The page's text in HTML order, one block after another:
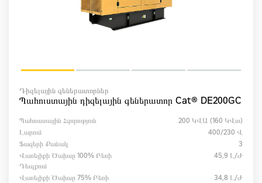
Դիզելային գեներատորներ
Պահուստային դիզելային գեներատոր Cat® DE200GC
Պահուստային Հզորություն
200 ԿՎԱ (160 ԿՎտ)
Լարում
400/230 Վ
Ֆազերի Քանակ
3
Վառելիքի Ծախսը 100% Բեռի
Դեպքում
45,9 Լ/ժ
Վառելիքի Ծախսը 75% Բեռի
34,8 Լ/ժ